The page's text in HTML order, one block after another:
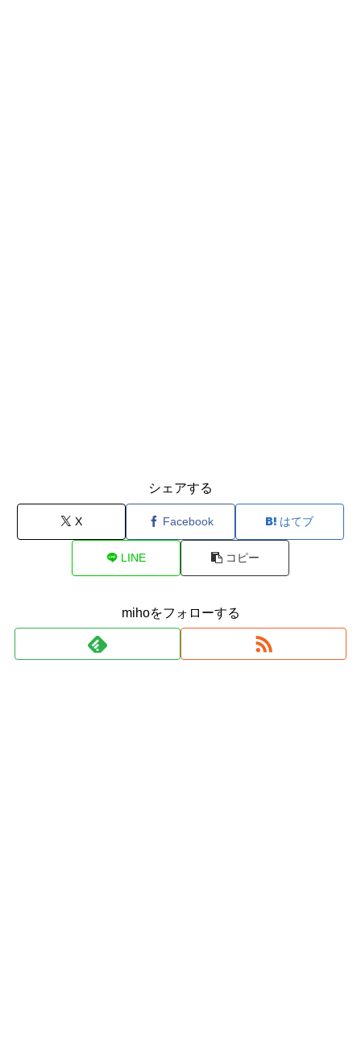
シェアする
X Facebook はてブ
LINE コピー
mihoをフォローする